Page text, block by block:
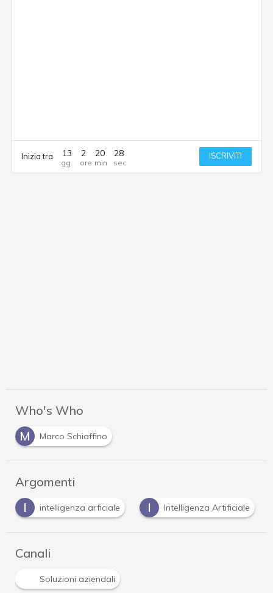
Inizia tra 13 2 20 28 ISCRIVITI
Who's Who
M
Marco Schiaffino
Argomenti
I
Intelligenza Artificiale M Microsoft P
Canali
Soluzioni aziendali